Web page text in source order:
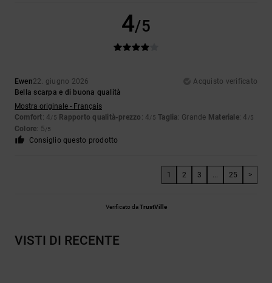
4/5
Ewen22. giugno 2026
Acquisto verificato
Bella scarpa e di buona qualità
Mostra originale - Français
Comfort: 4/5 Rapporto qualità-prezzo : 4/5 Taglia: Grande Materiale: 4 /5
Colore: 5/5
Consiglio questo prodotto
1 2 3 ... 25 >
Verificato daTrustVille
VISTI DI RECENTE